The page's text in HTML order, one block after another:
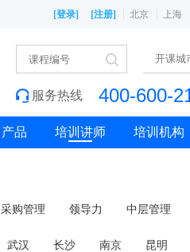
[登录] [注册] 北京 上海
服务热线 400-600-
产品 培训讲师 培训机构
采购管理 领导力
中层管理
武汉 长沙 南京
昆明